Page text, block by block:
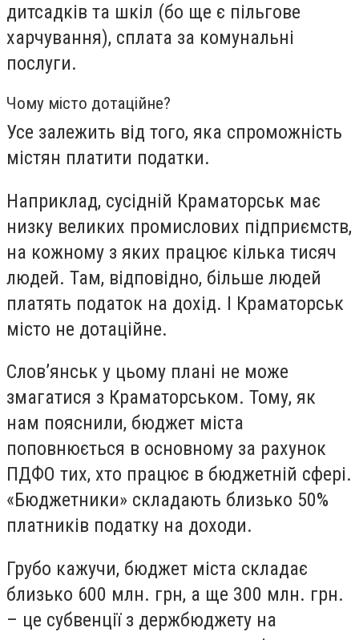
дитсадків та шкіл (бо ще є пільгове
харчування), сплата за комунальні
послуги.
Чому місто дотаційне?
Усе залежить від того, яка спроможність
містян платити податки.
Наприклад, сусідній Краматорськ має
низку великих промислових підприємств,
на кожному з яких працює кілька тисяч
людей. Там, відповідно, більше людей
платять податок на дохід. І Краматорськ
місто не дотаційне.
Слов’янськ у цьому плані не може
змагатися з Краматорськом. Тому, як
нам пояснили, бюджет міста
поповнюється в основному за рахунок
ПДФО тих, хто працює в бюджетній сфері.
«Бюджетники» складають близько 50%
платників податку на доходи.
Грубо кажучи, бюджет міста складає
близько 600 млн. грн, а ще 300 млн. грн.
– це субвенції з держбюджету на